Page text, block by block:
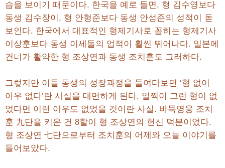
습을 보이기 때문이다. 한국을 예로 들면, 형 김수영보다
동생 김수장이, 형 안형준보다 동생 안성준의 성적이 돋
보인다. 한국에서 대표적인 형제기사로 꼽히는 형제기사
이상훈보다 동생 이세돌의 업적이 훨씬 뛰어나다. 일본에
건너가 활약한 형 조상연과 동생 조치훈도 그러하다.
그렇지만 이들 동생의 성장과정을 들여다보면 ‘형 없이
아우 없다’란 사실을 대면하게 된다. 일찍이 그런 형이 없
었다면 이런 아우도 없었을 것이란 사실. 바둑영웅 조치
훈 九단을 키운 건 8할이 형 조상연의 헌신 덕분이었다.
형 조상연 七단으로부터 조치훈의 어제와 오늘 이야기를
들어보았다.